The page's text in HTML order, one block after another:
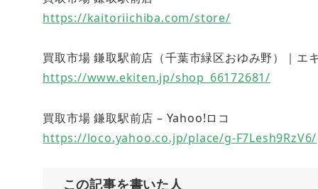
https://kaitoriichiba.com/store/
買取市場 鎌取駅前店（千葉市緑区おゆみ野）｜
https://www.ekiten.jp/shop_66172681/
買取市場 鎌取駅前店 – Yahoo!ロコ
https://loco.yahoo.co.jp/place/g-F7Lesh9RzV6/
この記事を書いた人